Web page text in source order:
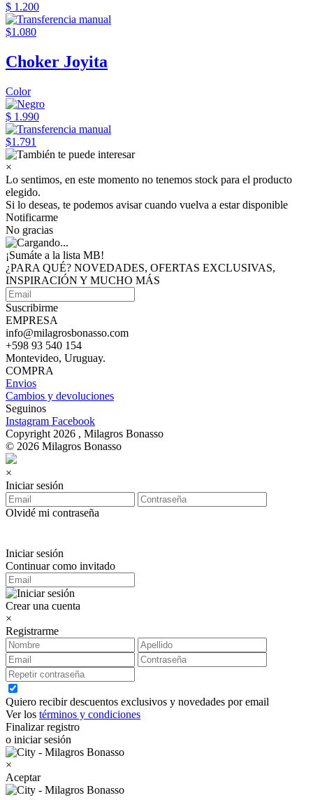
$ 1.200
$1.080
Choker Joyita
Color
$ 1.990
$1.791
×
Lo sentimos, en este momento no tenemos stock para el producto
elegido.
Si lo deseas, te podemos avisar cuando vuelva a estar disponible
Notificarme
No gracias
¡Sumáte a la lista MB!
¿PARA QUÉ? NOVEDADES, OFERTAS EXCLUSIVAS,
INSPIRACIÓN Y MUCHO MÁS
Suscribirme
EMPRESA
info@milagrosbonasso.com
+598 93 540 154
Montevideo, Uruguay.
COMPRA
Envios
Cambios y devoluciones
Seguinos
Instagram Facebook
Copyright 2026 , Milagros Bonasso
© 2026 Milagros Bonasso
×
Iniciar sesión
Olvidé mi contraseña
Iniciar sesión
Continuar como invitado
Crear una cuenta
×
Registrarme
Quiero recibir descuentos exclusivos y novedades por email
Ver los términos y condiciones
Finalizar registro
o iniciar sesión
×
Aceptar